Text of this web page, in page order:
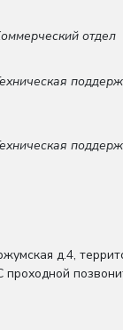
отдел
д.4,
проходной